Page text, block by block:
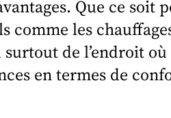
Que ce soit
comme les
de l’endroit où
en termes de